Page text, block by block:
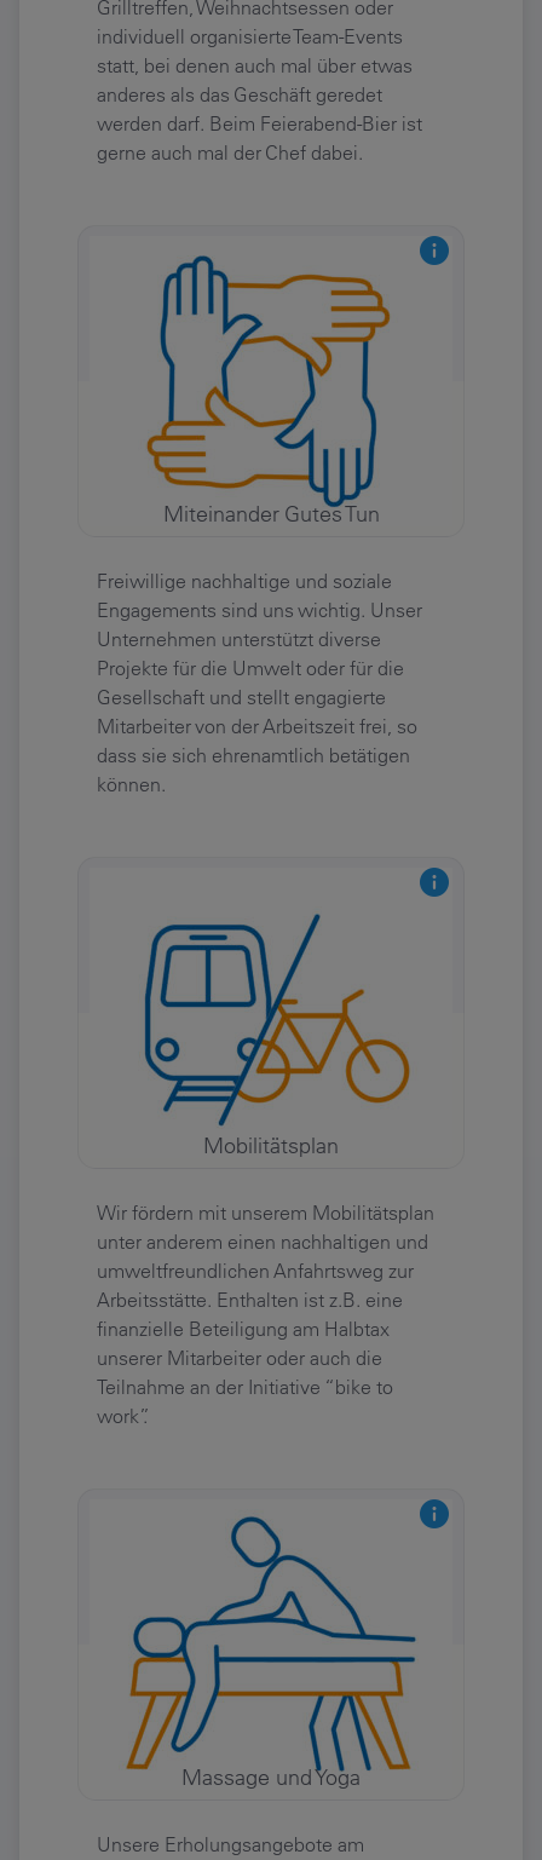
Grilltreffen, Weihnachtsessen oder
individuell organisierte Team-Events
statt, bei denen auch mal über etwas
anderes als das Geschäft geredet
werden darf. Beim Feierabend-Bier ist
gerne auch mal der Chef dabei.
Miteinander Gutes Tun
Freiwillige nachhaltige und soziale
Engagements sind uns wichtig. Unser
Unternehmen unterstützt diverse
Projekte für die Umwelt oder für die
Gesellschaft und stellt engagierte
Mitarbeiter von der Arbeitszeit frei, so
dass sie sich ehrenamtlich betätigen
können.
Mobilitätsplan
Wir fördern mit unserem Mobilitätsplan
unter anderem einen nachhaltigen und
umweltfreundlichen Anfahrtsweg zur
Arbeitsstätte. Enthalten ist z.B. eine
finanzielle Beteiligung am Halbtax
unserer Mitarbeiter oder auch die
Teilnahme an der Initiative “bike to
work”.
Massage und Yoga
Unsere Erholungsangebote am